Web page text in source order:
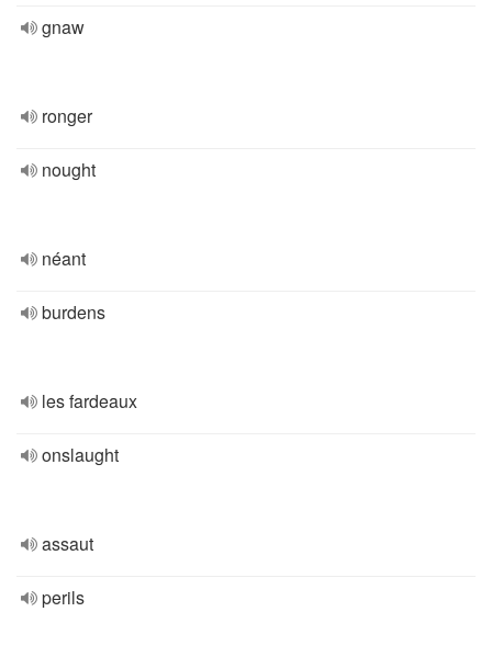
gnaw
ronger
nought
néant
burdens
les fardeaux
onslaught
assaut
perils